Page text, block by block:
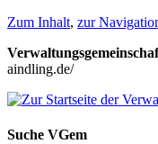
Zum Inhalt, zur
aindling.de/
Suche VGem